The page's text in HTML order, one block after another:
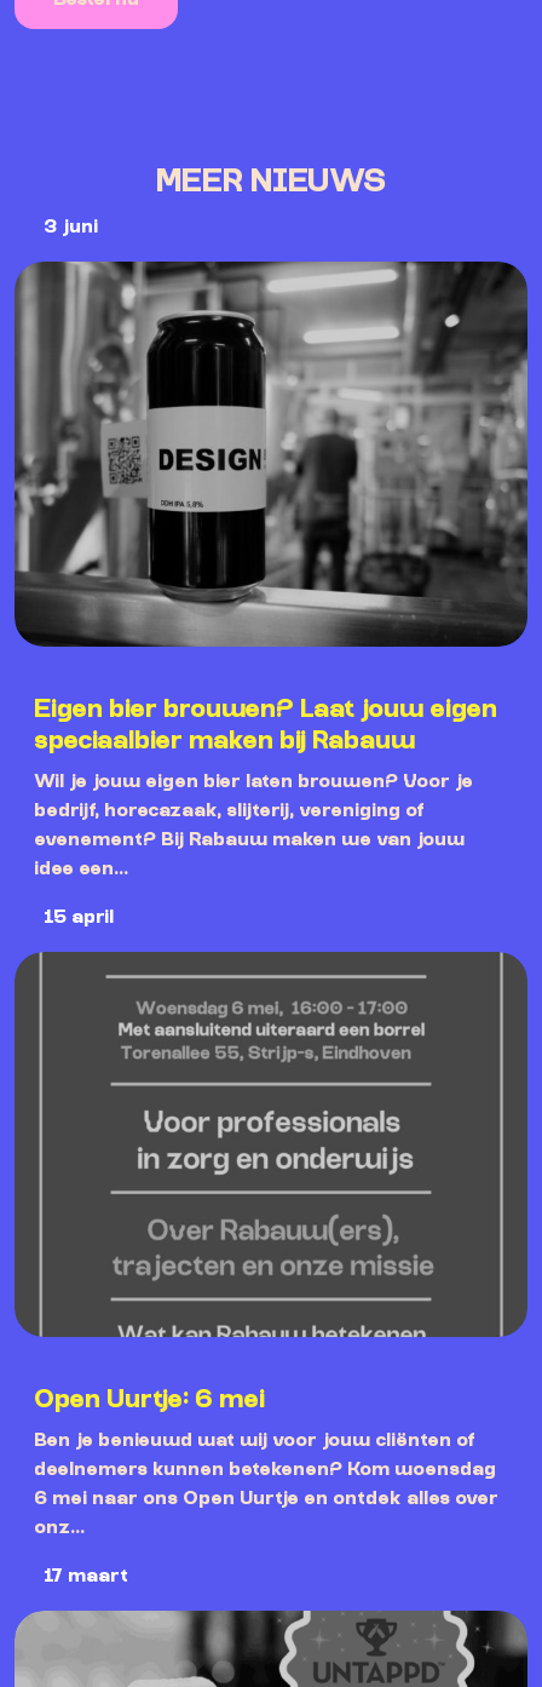
MEER NIEUWS
3 juni
Eigen bier brouwen? Laat jouw eigen
speciaalbier maken bij Rabauw
Wil je jouw eigen bier laten brouwen? Voor je
bedrijf, horecazaak, slijterij, vereniging of
evenement? Bij Rabauw maken we van jouw
idee een...
15 april
Open Uurtje: 6 mei
Ben je benieuwd wat wij voor jouw cliënten of
deelnemers kunnen betekenen? Kom woensdag
6 mei naar ons Open Uurtje en ontdek alles over
onz...
17 maart